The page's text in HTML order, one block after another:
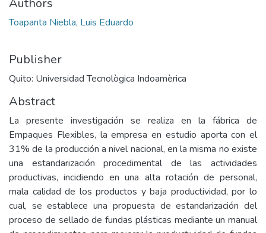
Authors
Toapanta Niebla, Luis Eduardo
Publisher
Quito: Universidad Tecnològica Indoamèrica
Abstract
La presente investigación se realiza en la fábrica de
Empaques Flexibles, la empresa en estudio aporta con el
31% de la producción a nivel nacional, en la misma no existe
una estandarización procedimental de las actividades
productivas, incidiendo en una alta rotación de personal,
mala calidad de los productos y baja productividad, por lo
cual, se establece una propuesta de estandarización del
proceso de sellado de fundas plásticas mediante un manual